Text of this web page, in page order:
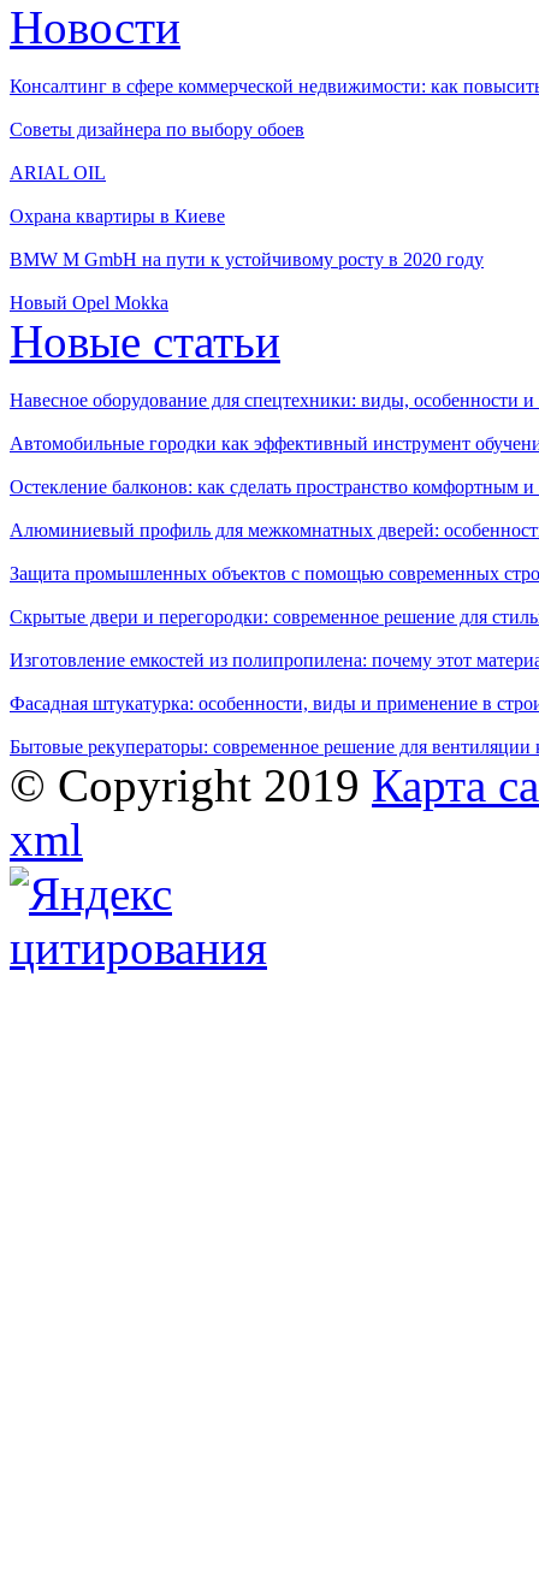
Новости
Консалтинг в сфере коммерческой недвижимости: как
Советы дизайнера по выбору обоев
ARIAL OIL
Охрана квартиры в Киеве
BMW M GmbH на пути к устойчивому росту в 2020 году
Новый Opel Mokka
Новые статьи
Навесное оборудование для спецтехники: виды, особенности
Автомобильные городки как эффективный инструмент
Остекление балконов: как сделать пространство комфортным
Алюминиевый профиль для межкомнатных дверей:
Защита промышленных объектов с помощью современных
Скрытые двери и перегородки: современное решение для
Изготовление емкостей из полипропилена: почему этот
Фасадная штукатурка: особенности, виды и применение в
Бытовые рекуператоры: современное решение для вентиляции
© Copyright 2019 Карта
xml